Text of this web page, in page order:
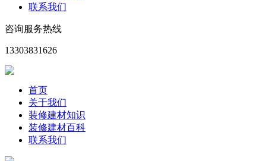
联系我们
咨询服务热线
13303831626
首页
关于我们
装修建材知识
装修建材百科
联系我们